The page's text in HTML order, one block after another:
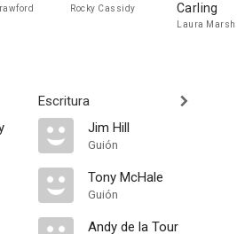
Rocky Cassidy
Carling
Laura Marsh
Escritura
Jim Hill
Guión
Tony McHale
Guión
Andy de la Tour